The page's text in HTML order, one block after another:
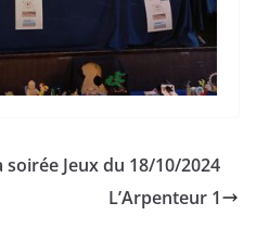
Jeux du 18/10/2024
L’Arpenteur 1